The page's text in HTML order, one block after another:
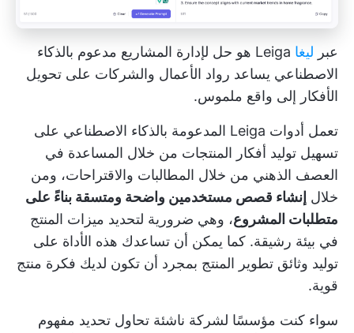
عبر ليغا
Leiga هو حل لإدارة المشاريع مدعوم بالذكاء
الاصطناعي يساعد رواد الأعمال والشركات على تحويل
الأفكار إلى واقع ملموس.
تعمل أدوات Leiga المدعومة بالذكاء الاصطناعي على
تسهيل توليد أفكار المنتجات من خلال المساعدة في
العصف الذهني من خلال المطالبات والاقتراحات، ومن
خلال إنشاء قصص مستخدمين واضحة ومتسقة بناءً على
متطلبات المشروع، وهي ضرورية لتحديد ميزات المنتج
في بيئة رشيقة. كما يمكن أن تساعدك هذه الأداة على
توليد وثائق تطوير المنتج بمجرد أن تكون لديك فكرة منتج
قوية.
سواء كنت مؤسسًا لشركة ناشئة تحاول تحديد مفهوم